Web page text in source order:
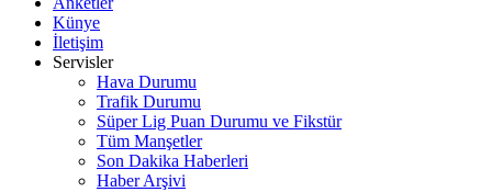
Künye
İletişim
Servisler
Hava Durumu
Trafik Durumu
Süper Lig Puan Durumu ve Fikstür
Tüm Manşetler
Son Dakika Haberleri
Haber Arşivi